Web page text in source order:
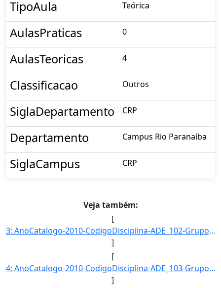
TipoAula Teórica
AulasPraticas 0
AulasTeoricas 4
Classificacao Outros
SiglaDepartamento CRP
Departamento Campus Rio Paranaíba
SiglaCampus CRP
Veja também:
[
3: AnoCatalogo-2010-CodigoDisciplina-ADE_102-GrupoDisciplina-ADE-Disciplina-Teoria_Geral_da_Administrac]
]
[
4: AnoCatalogo-2010-CodigoDisciplina-ADE_103-GrupoDisciplina-ADE-Disciplina-Teoria_Geral_da_Administrac]
]